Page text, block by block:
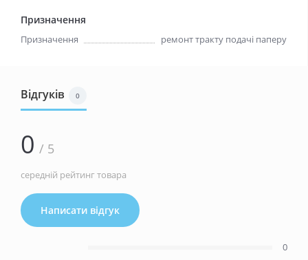
Призначення
Призначення ремонт тракту подачі паперу
Відгуків 0
0 / 5
середній рейтинг товара
Написати відгук
0